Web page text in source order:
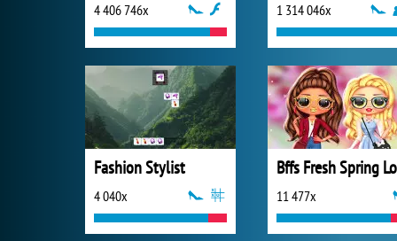
4 406 746x 1 314 046x
Fashion Stylist
4 040x 11 477x